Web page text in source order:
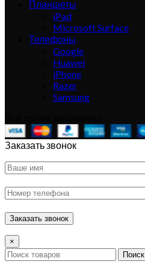
Планшеты
iPad
Microsoft Surface
Телефоны
Google
Huawei
iPhone
Razer
Samsung
Заказать звонок
×
Поиск